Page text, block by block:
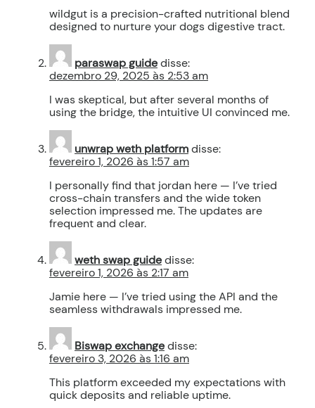
wildgut is a precision-crafted nutritional blend
designed to nurture your dogs digestive tract.
paraswap guidedisse:
dezembro 29, 2025 às 2:53 am
I was skeptical, but after several months of
using the bridge, the intuitive UI convinced me.
unwrap weth platformdisse:
fevereiro 1, 2026 às 1:57 am
I personally find that jordan here — I’ve tried
cross-chain transfers and the wide token
selection impressed me. The updates are
frequent and clear.
weth swap guidedisse:
fevereiro 1, 2026 às 2:17 am
Jamie here — I’ve tried using the API and the
seamless withdrawals impressed me.
Biswap exchangedisse:
fevereiro 3, 2026 às 1:16 am
This platform exceeded my expectations with
quick deposits and reliable uptime.